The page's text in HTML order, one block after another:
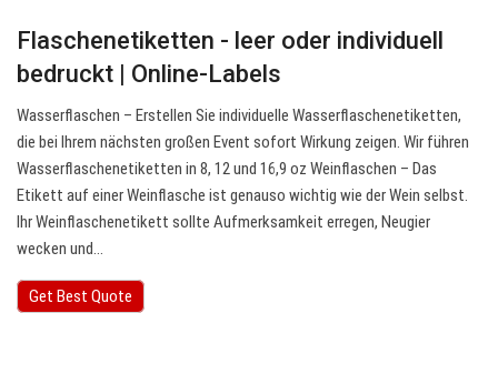
Flaschenetiketten - leer oder individuell
bedruckt | Online-Labels
Wasserflaschen – Erstellen Sie individuelle Wasserflaschenetiketten,
die bei Ihrem nächsten großen Event sofort Wirkung zeigen. Wir führen
Wasserflaschenetiketten in 8, 12 und 16,9 oz Weinflaschen – Das
Etikett auf einer Weinflasche ist genauso wichtig wie der Wein selbst.
Ihr Weinflaschenetikett sollte Aufmerksamkeit erregen, Neugier
wecken und…
Get Best Quote